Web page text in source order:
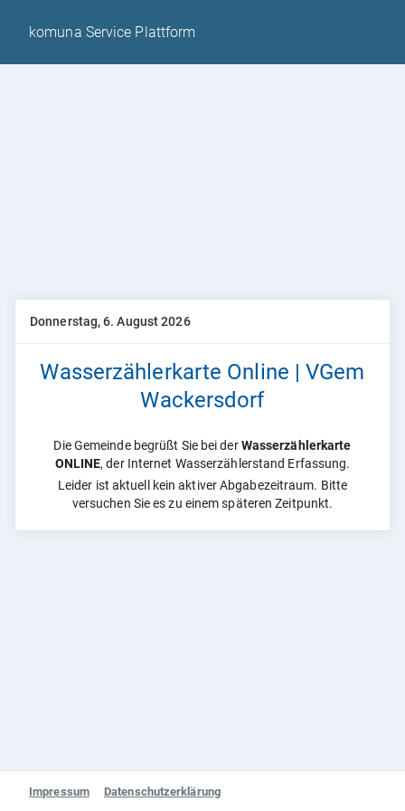
komuna Service Plattform
Donnerstag, 6. August 2026
Wasserzählerkarte Online | VGem
Wackersdorf
Die Gemeinde begrüßt Sie bei derWasserzählerkarte
ONLINE, der Internet Wasserzählerstand Erfassung.
Leider ist aktuell kein aktiver Abgabezeitraum. Bitte
versuchen Sie es zu einem späteren Zeitpunkt.
Impressum Datenschutzerklärung